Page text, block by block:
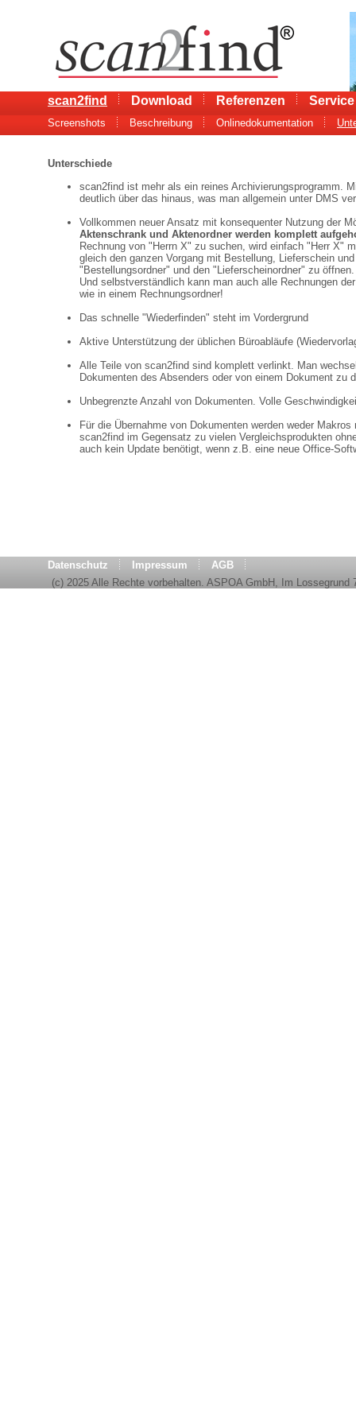
scan2find Download Referenzen Service
Screenshots Beschreibung Onlinedokumentation
Unterschiede
scan2find ist mehr als ein reines Archivierungsprogramm.
deutlich über das hinaus, was man allgemein unter DMS
Vollkommen neuer Ansatz mit konsequenter Nutzung der
Aktenschrank und Aktenordner werden komplett
Rechnung von "Herrn X" zu suchen, wird einfach "Herr X"
gleich den ganzen Vorgang mit Bestellung, Lieferschein
"Bestellungsordner" und den "Lieferscheinordner" zu öffnen.
Und selbstverständlich kann man auch alle Rechnungen
wie in einem Rechnungsordner!
Das schnelle "Wiederfinden" steht im Vordergrund
Aktive Unterstützung der üblichen Büroabläufe
Alle Teile von scan2find sind komplett verlinkt. Man
Dokumenten des Absenders oder von einem Dokument zu
Unbegrenzte Anzahl von Dokumenten. Volle
Für die Übernahme von Dokumenten werden weder
scan2find im Gegensatz zu vielen Vergleichsprodukten
auch kein Update benötigt, wenn z.B. eine neue Office-
Datenschutz Impressum
AGB
(c) 2025 Alle Rechte vorbehalten. ASPOA GmbH, Im